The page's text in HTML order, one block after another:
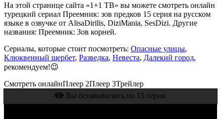
На этой странице сайта «1+1 ТВ» вы можете смотреть онлайн
турецкий сериал Преемник: зов предков 15 серия на русском
языке в озвучке от AlisaDirilis, DiziMania, SesDizi. Другие
названия: Преемник: Зов корней.
Сериалы, которые стоит посмотреть: Опасные улицы,
Клюквенный щербет, Разведка, Невеста, Далекий город,
рекомендуем!😉
Смотреть онлайнПлеер 2Плеер 3Трейлер
Вы остановились на 15 серии